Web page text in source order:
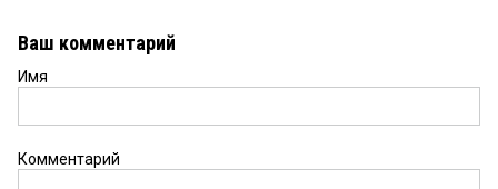
Ваш комментарий
Имя
Комментарий